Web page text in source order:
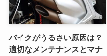
バイクがうるさい原因は？
適切なメンテナンスとマナ